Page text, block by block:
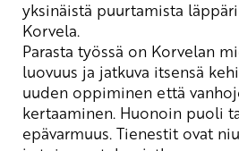
yksinäistä puurtamista
Korvela.
Parasta työssä on Korvelan
luovuus ja jatkuva itsensä
uuden oppiminen että
kertaaminen. Huonoin puoli
epävarmuus. Tienestit ovat